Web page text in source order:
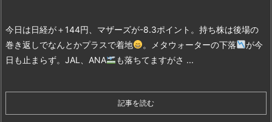
今日は日経が＋144円、マザーズが-8.3ポイント。持ち株は後場の
巻き返しでなんとかプラスで着地
。 メタウォーターの下落
が今
日も止まらず。JAL、ANA
も落ちてますがさ ...
記事を読む